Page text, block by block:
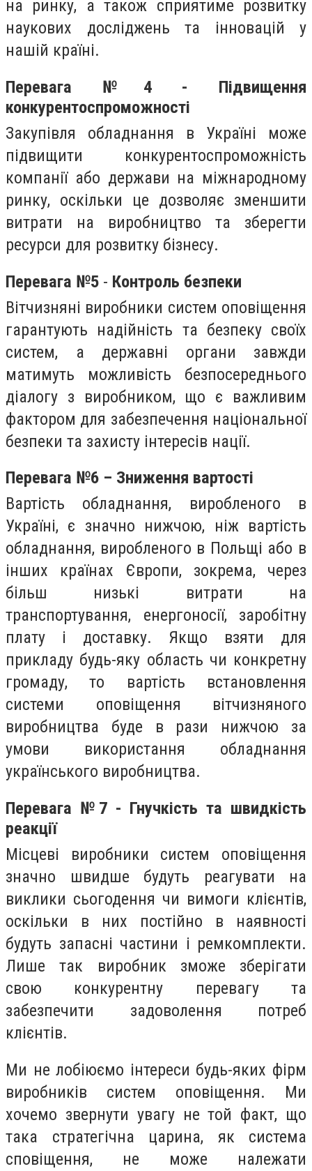
на ринку, а також сприятиме розвитку
наукових досліджень та інновацій у
нашій країні.
Перевага №4 - Підвищення
конкурентоспроможності
Закупівля обладнання в Україні може
підвищити конкурентоспроможність
компанії або держави на міжнародному
ринку, оскільки це дозволяє зменшити
витрати на виробництво та зберегти
ресурси для розвитку бізнесу.
Перевага №5 - Контроль безпеки
Вітчизняні виробники систем оповіщення
гарантують надійність та безпеку своїх
систем, а державні органи завжди
матимуть можливість безпосереднього
діалогу з виробником, що є важливим
фактором для забезпечення національної
безпеки та захисту інтересів нації.
Перевага №6 – Зниження вартості
Вартість обладнання, виробленого в
Україні, є значно нижчою, ніж вартість
обладнання, виробленого в Польщі або в
інших країнах Європи, зокрема, через
більш низькі витрати на
транспортування, енергоносії, заробітну
плату і доставку. Якщо взяти для
прикладу будь-яку область чи конкретну
громаду, то вартість встановлення
системи оповіщення вітчизняного
виробництва буде в рази нижчою за
умови використання обладнання
українського виробництва.
Перевага №7 - Гнучкість та швидкість
реакції
Місцеві виробники систем оповіщення
значно швидше будуть реагувати на
виклики сьогодення чи вимоги клієнтів,
оскільки в них постійно в наявності
будуть запасні частини і ремкомплекти.
Лише так виробник зможе зберігати
свою конкурентну перевагу та
забезпечити задоволення потреб
клієнтів.
Ми не лобіюємо інтереси будь-яких фірм
виробників систем оповіщення. Ми
хочемо звернути увагу не той факт, що
така стратегічна царина, як система
сповіщення, не може належати